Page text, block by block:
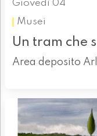
Giovedì 04
Musei
Un tram che
Area deposito Arl